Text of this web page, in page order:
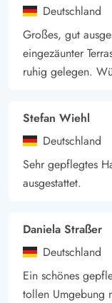
Deutschland
Großes, gut
eingezäunter
ruhig gelegen.
Stefan Wiehl
Deutschland
Sehr gepflegtes
ausgestattet.
Daniela Straßer
Deutschland
Ein schönes
tollen Umgebung